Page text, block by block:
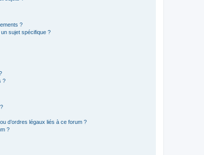
?
sujet spécifique ?
?
d’ordres légaux liés à ce forum ?
?